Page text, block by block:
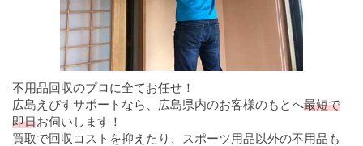
不用品回収のプロに全てお任せ！
広島えびすサポートなら、広島県内のお客様のもとへ最短で
即日お伺いします！
買取で回収コストを抑えたり、スポーツ用品以外の不用品も